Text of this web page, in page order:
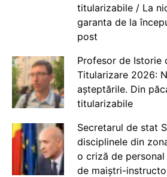
titularizabile / La
garanta de la
post
Profesor de Istorie
Titularizare 2026:
așteptările. Din
titularizabile
Secretarul de stat
disciplinele din
o criză de
de maiștri-